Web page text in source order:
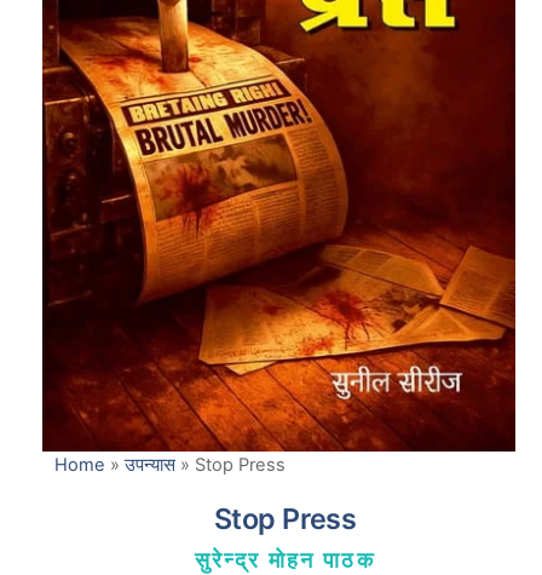
Home »उपन्यास» Stop Press
Stop Press
सुरेन्द्र मोहन पाठक